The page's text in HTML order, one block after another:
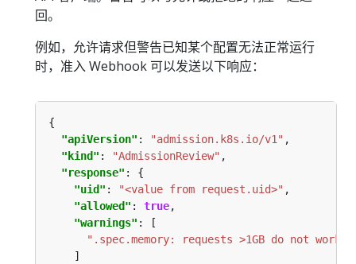
回。
例如，允许请求但警告已知某个配置无法正常运行
时，准入 Webhook 可以发送以下响应：
"apiVersion" : "admission.k8s.io/v1"
"kind" : "AdmissionReview"
"response"
"uid" : "<value from request.uid>"
"allowed" : true
"warnings"
".spec.memory: requests >1GB do not work